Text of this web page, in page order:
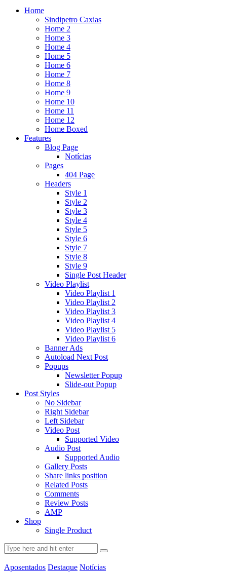
Home
Sindipetro Caxias
Home 2
Home 3
Home 4
Home 5
Home 6
Home 7
Home 8
Home 9
Home 10
Home 11
Home 12
Home Boxed
Features
Blog Page
Notícias
Pages
404 Page
Headers
Style 1
Style 2
Style 3
Style 4
Style 5
Style 6
Style 7
Style 8
Style 9
Single Post Header
Video Playlist
Video Playlist 1
Video Playlist 2
Video Playlist 3
Video Playlist 4
Video Playlist 5
Video Playlist 6
Banner Ads
Autoload Next Post
Popups
Newsletter Popup
Slide-out Popup
Post Styles
No Sidebar
Right Sidebar
Left Sidebar
Video Post
Supported Video
Audio Post
Supported Audio
Gallery Posts
Share links position
Related Posts
Comments
Review Posts
AMP
Shop
Single Product
Aposentados Destaque Notícias